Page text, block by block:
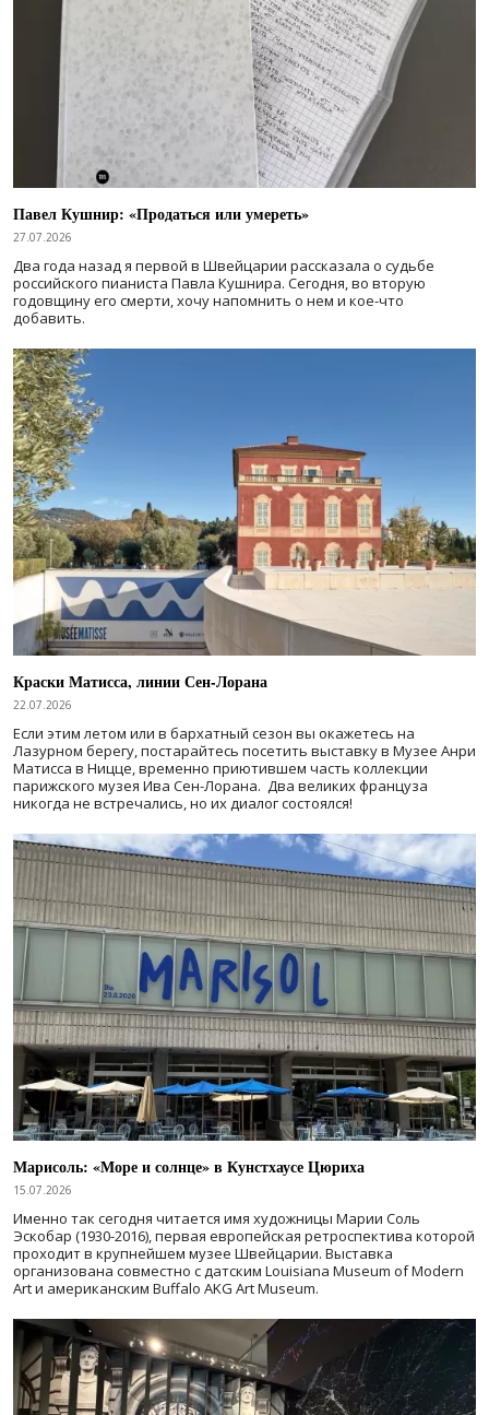
Павел Кушнир: «Продаться или умереть»
27.07.2026
Два года назад я первой в Швейцарии рассказала о судьбе
российского пианиста Павла Кушнира. Сегодня, во вторую
годовщину его смерти, хочу напомнить о нем и кое-что
добавить.
Краски Матисса, линии Сен-Лорана
22.07.2026
Если этим летом или в бархатный сезон вы окажетесь на
Лазурном берегу, постарайтесь посетить выставку в Музее Анри
Матисса в Ницце, временно приютившем часть коллекции
парижского музея Ива Сен-Лорана. Два великих француза
никогда не встречались, но их диалог состоялся!
Марисоль: «Море и солнце» в Кунстхаусе Цюриха
15.07.2026
Именно так сегодня читается имя художницы Марии Соль
Эскобар (1930-2016), первая европейская ретроспектива которой
проходит в крупнейшем музее Швейцарии. Выставка
организована совместно с датским Louisiana Museum of Modern
Art и американским Buffalo AKG Art Museum.